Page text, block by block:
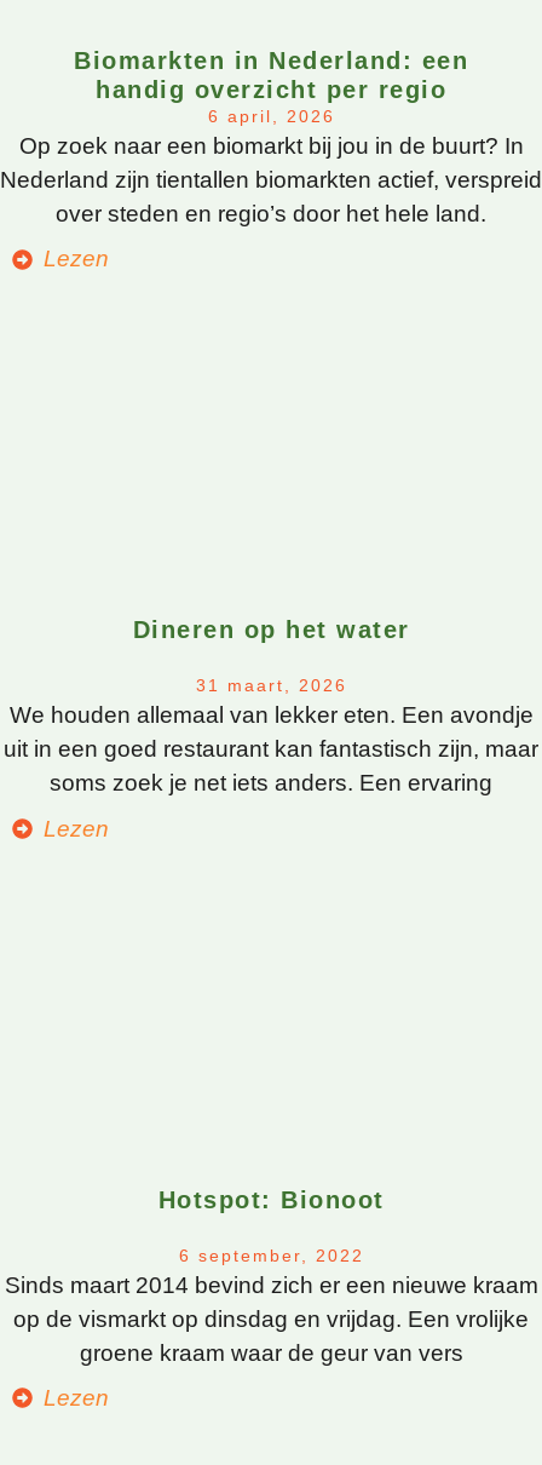
Biomarkten in Nederland: een
handig overzicht per regio
6 april, 2026
Op zoek naar een biomarkt bij jou in de buurt? In
Nederland zijn tientallen biomarkten actief, verspreid
over steden en regio’s door het hele land.
Lezen
Dineren op het water
31 maart, 2026
We houden allemaal van lekker eten. Een avondje
uit in een goed restaurant kan fantastisch zijn, maar
soms zoek je net iets anders. Een ervaring
Lezen
Hotspot: Bionoot
6 september, 2022
Sinds maart 2014 bevind zich er een nieuwe kraam
op de vismarkt op dinsdag en vrijdag. Een vrolijke
groene kraam waar de geur van vers
Lezen